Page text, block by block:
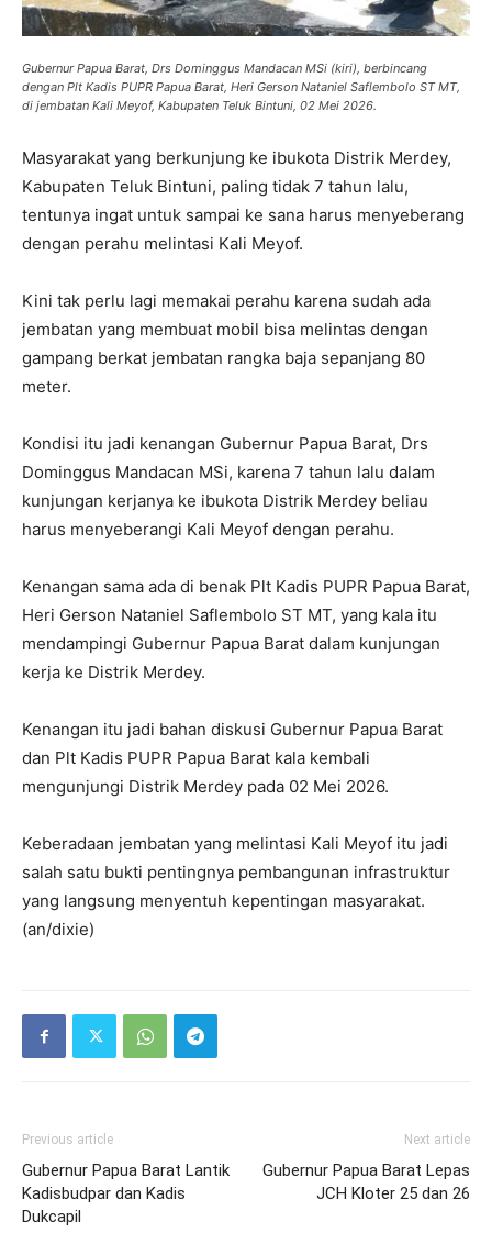
Gubernur Papua Barat, Drs Dominggus Mandacan MSi (kiri), berbincang
dengan Plt Kadis PUPR Papua Barat, Heri Gerson Nataniel Saflembolo ST MT,
di jembatan Kali Meyof, Kabupaten Teluk Bintuni, 02 Mei 2026.
Masyarakat yang berkunjung ke ibukota Distrik Merdey,
Kabupaten Teluk Bintuni, paling tidak 7 tahun lalu,
tentunya ingat untuk sampai ke sana harus menyeberang
dengan perahu melintasi Kali Meyof.
Kini tak perlu lagi memakai perahu karena sudah ada
jembatan yang membuat mobil bisa melintas dengan
gampang berkat jembatan rangka baja sepanjang 80
meter.
Kondisi itu jadi kenangan Gubernur Papua Barat, Drs
Dominggus Mandacan MSi, karena 7 tahun lalu dalam
kunjungan kerjanya ke ibukota Distrik Merdey beliau
harus menyeberangi Kali Meyof dengan perahu.
Kenangan sama ada di benak Plt Kadis PUPR Papua Barat,
Heri Gerson Nataniel Saflembolo ST MT, yang kala itu
mendampingi Gubernur Papua Barat dalam kunjungan
kerja ke Distrik Merdey.
Kenangan itu jadi bahan diskusi Gubernur Papua Barat
dan Plt Kadis PUPR Papua Barat kala kembali
mengunjungi Distrik Merdey pada 02 Mei 2026.
Keberadaan jembatan yang melintasi Kali Meyof itu jadi
salah satu bukti pentingnya pembangunan infrastruktur
yang langsung menyentuh kepentingan masyarakat.
(an/dixie)
Previous article
Gubernur Papua Barat Lantik
Kadisbudpar dan Kadis
Dukcapil
Next article
Gubernur Papua Barat Lepas
JCH Kloter 25 dan 26